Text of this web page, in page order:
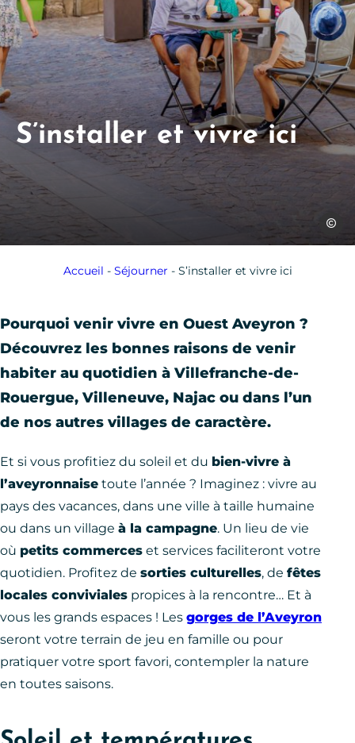
Les
S’installer et vivre ici
Accueil - Séjourner - S’installer et vivre ici
Pourquoi venir vivre en Ouest Aveyron ?
Découvrez les bonnes raisons de venir
habiter au quotidien à Villefranche-de-
Rouergue, Villeneuve, Najac ou dans l’un
de nos autres villages de caractère.
Et si vous profitiez du soleil et du bien-vivre à
l’aveyronnaise toute l’année ? Imaginez : vivre au
pays des vacances, dans une ville à taille humaine
ou dans un village à la campagne. Un lieu de vie
où petits commerces et services faciliteront votre
quotidien. Profitez de sorties culturelles, de fêtes
locales conviviales propices à la rencontre… Et à
vous les grands espaces ! Les gorges de l’Aveyron
seront votre terrain de jeu en famille ou pour
pratiquer votre sport favori, contempler la nature
en toutes saisons.